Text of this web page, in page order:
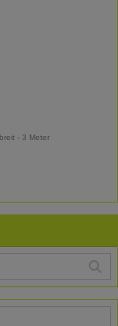
- 3 Meter